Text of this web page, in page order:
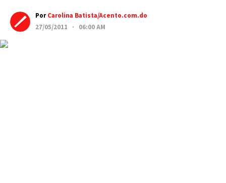
PorCarolina Batista/Acento.com.do
27/05/2011 · 06:00 AM